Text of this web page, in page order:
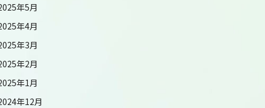
年5月
年4月
年3月
年2月
年1月
年12月